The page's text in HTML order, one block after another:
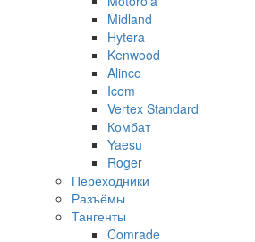
Midland
Hytera
Kenwood
Alinco
Icom
Vertex Standard
Комбат
Yaesu
Roger
Переходники
Разъёмы
Тангенты
Comrade